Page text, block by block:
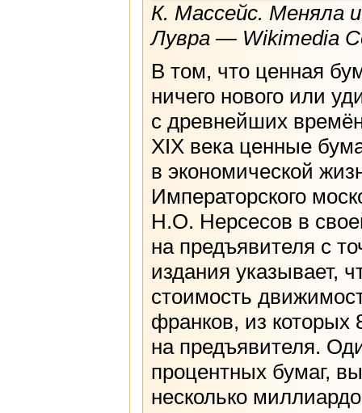
К. Массейс. Меняла
Лувра — Wikimedia
В том, что ценная
ничего нового или
с древнейших
XIX века ценные
в экономической
Императорского
Н.О. Нерсесов в
на предъявителя с
издания указывает,
стоимость
франков, из
на предъявителя.
процентных бумаг,
несколько